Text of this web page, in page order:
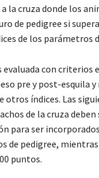
la cruza donde los
de pedigree si
de los parámetros
evaluada con criterios
pre y post-esquila y
otros índices. Las
de la cruza deben
para ser
de pedigree,
puntos.